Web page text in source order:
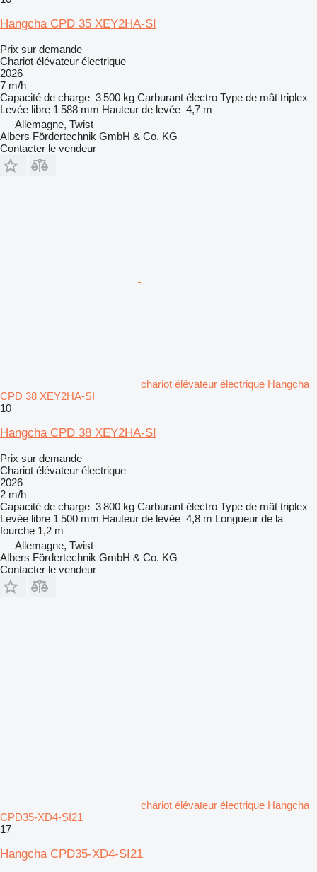
Hangcha CPD 35 XEY2HA-SI
Prix sur demande
Chariot élévateur électrique
2026
7 m/h
Capacité de charge 3 500 kg Carburant électro Type de mât triplex
Levée libre 1 588 mm Hauteur de levée 4,7 m
Allemagne, Twist
Albers Fördertechnik GmbH & Co. KG
Contacter le vendeur
chariot élévateur électrique Hangcha
CPD 38 XEY2HA-SI
10
Hangcha CPD 38 XEY2HA-SI
Prix sur demande
Chariot élévateur électrique
2026
2 m/h
Capacité de charge 3 800 kg Carburant électro Type de mât triplex
Levée libre 1 500 mm Hauteur de levée 4,8 m Longueur de la
fourche 1,2 m
Allemagne, Twist
Albers Fördertechnik GmbH & Co. KG
Contacter le vendeur
chariot élévateur électrique Hangcha
CPD35-XD4-SI21
17
Hangcha CPD35-XD4-SI21